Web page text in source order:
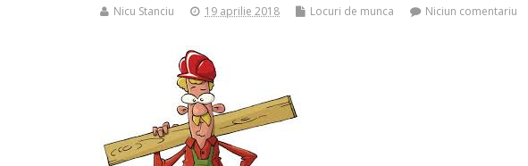
Nicu Stanciu 19 aprilie 2018 Locuri de munca Niciun comentariu